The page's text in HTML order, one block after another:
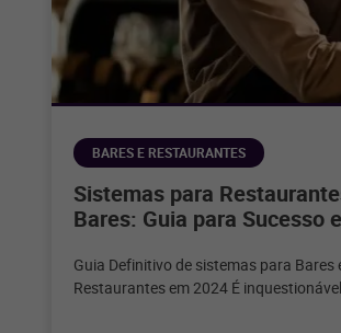
BARES E RESTAURANTES
Sistemas para
Bares: Guia para Sucesso
Guia Definitivo de sistemas para Bares
Restaurantes em 2024 É